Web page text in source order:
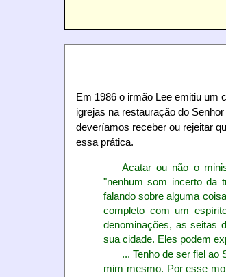
Em 1986 o irmão Lee emitiu um
igrejas na restauração do
deveríamos receber ou rejeitar
essa prática.
Acatar ou não o
"nenhum som incerto da
falando sobre alguma
completo com um
denominações, as seitas
sua cidade. Eles podem
... Tenho de ser fiel ao
mim mesmo. Por esse